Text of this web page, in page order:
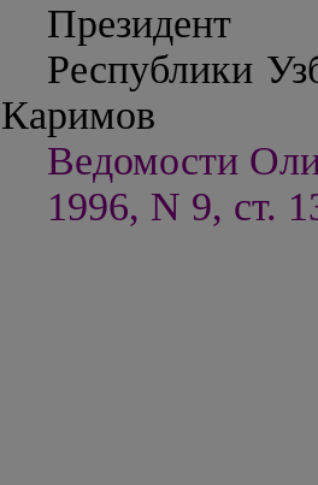
Президент
Каримов
Ведомости
1996, N 9, ст.